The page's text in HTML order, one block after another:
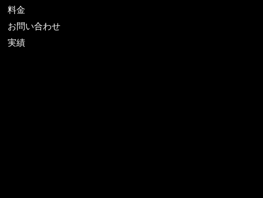
料金
お問い合わせ
実績